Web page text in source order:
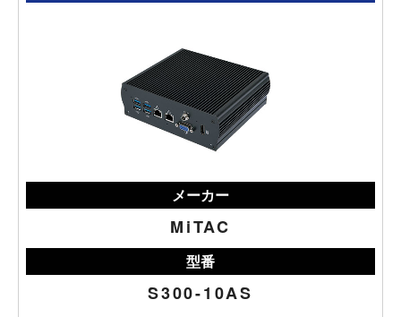
メーカー
MiTAC
型番
S300-10AS